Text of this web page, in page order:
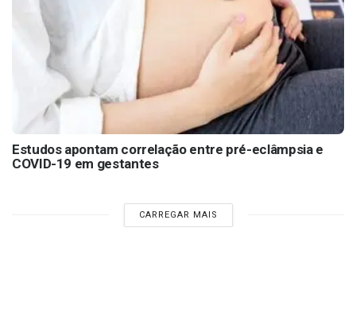
Estudos apontam correlação entre pré-eclâmpsia e
COVID-19 em gestantes
CARREGAR MAIS